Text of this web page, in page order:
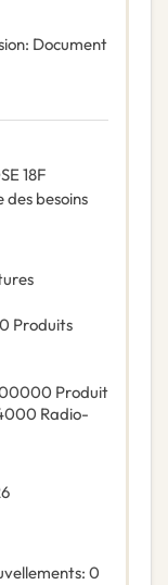
: Document
18F
besoins
Produits
Produit
Radio-
: 0